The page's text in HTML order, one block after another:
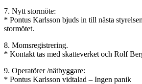
7. Nytt stormöte:
* Pontus Karlsson bjuds in till nästa
stormötet.
8. Momsregistrering.
* Kontakt tas med skatteverket och Rolf
9. Operatörer /nätbyggare:
* Pontus Karlsson vidtalad – Ingen panik